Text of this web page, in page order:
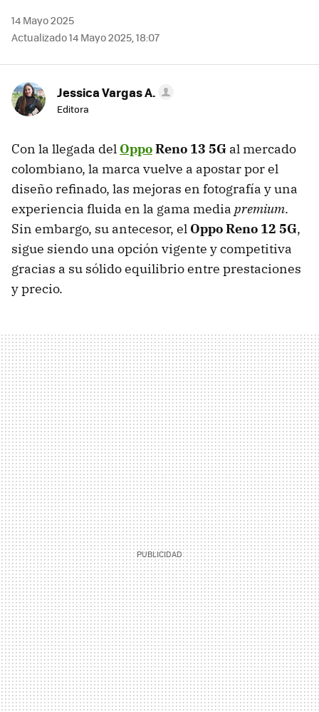
14 Mayo 2025
Actualizado 14 Mayo 2025, 18:07
Jessica Vargas A.
Editora
Con la llegada del OppoReno 13 5G al mercado
colombiano, la marca vuelve a apostar por el
diseño refinado, las mejoras en fotografía y una
experiencia fluida en la gama media premium.
Sin embargo, su antecesor, el Oppo Reno 12 5G,
sigue siendo una opción vigente y competitiva
gracias a su sólido equilibrio entre prestaciones
y precio.